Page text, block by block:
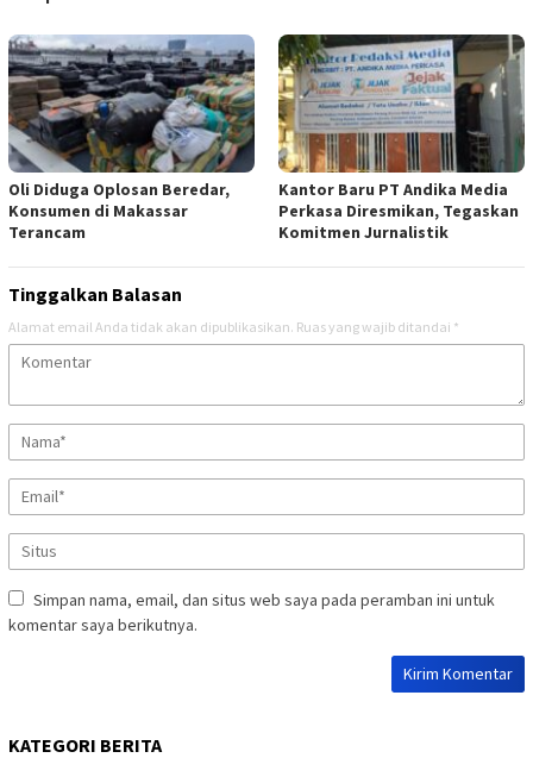
Oli Diduga Oplosan Beredar,
Konsumen di Makassar
Terancam
Kantor Baru PT Andika Media
Perkasa Diresmikan, Tegaskan
Komitmen Jurnalistik
Tinggalkan Balasan
Alamat email Anda tidak akan dipublikasikan. Ruas yang wajib ditandai *
Simpan nama, email, dan situs web saya pada peramban ini untuk
komentar saya berikutnya.
KATEGORI BERITA